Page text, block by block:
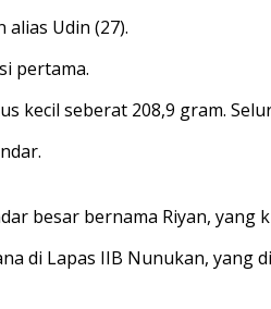
Udin (27).
pertama.
seberat 208,9 gram.
besar bernama Riyan, yang
di Lapas IIB Nunukan, yang